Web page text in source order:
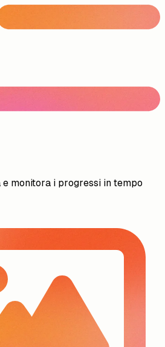
e monitora i progressi in tempo